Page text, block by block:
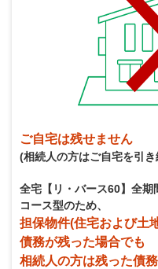
ご自宅は残せません
(相続人の方はご自宅を引
全宅【リ・バース60】全期
コース型のため、
担保物件(住宅および土
債務が残った場合でも
相続人の方は残った債